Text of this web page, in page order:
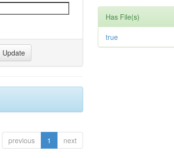
previous 1 next
Has File(s)
true